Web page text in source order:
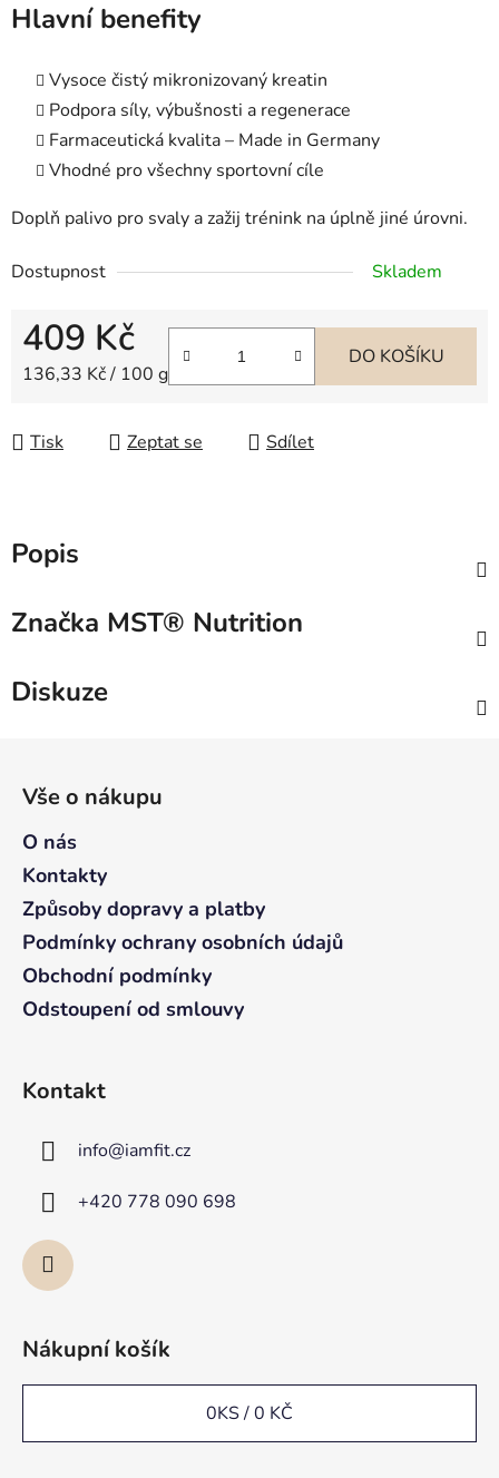
Hlavní benefity
Vysoce čistý mikronizovaný kreatin
Podpora síly, výbušnosti a regenerace
Farmaceutická kvalita – Made in Germany
Vhodné pro všechny sportovní cíle
Doplň palivo pro svaly a zažij trénink na úplně jiné úrovni.
Dostupnost Skladem
409 Kč
Měrná cena:
136,33 Kč / 100 g
DO KOŠÍKU
Tisk Zeptat se Sdílet
Popis
Značka MST® Nutrition
Diskuze
Vše o nákupu
O nás
Kontakty
Způsoby dopravy a platby
Podmínky ochrany osobních údajů
Obchodní podmínky
Odstoupení od smlouvy
Kontakt
info@iamfit.cz
+420 778 090 698
Nákupní košík
0KS /0 KČ